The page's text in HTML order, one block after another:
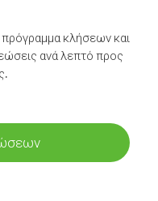
κλήσεων και
ανά λεπτό προς